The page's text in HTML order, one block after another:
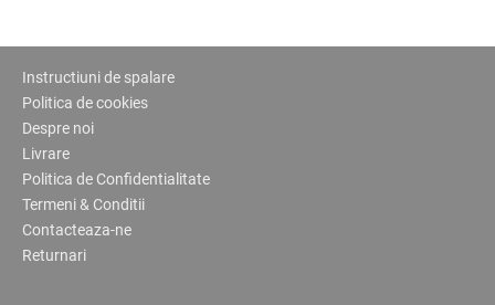
Instructiuni de spalare
Politica de cookies
Despre noi
Livrare
Politica de Confidentialitate
Termeni & Conditii
Contacteaza-ne
Returnari